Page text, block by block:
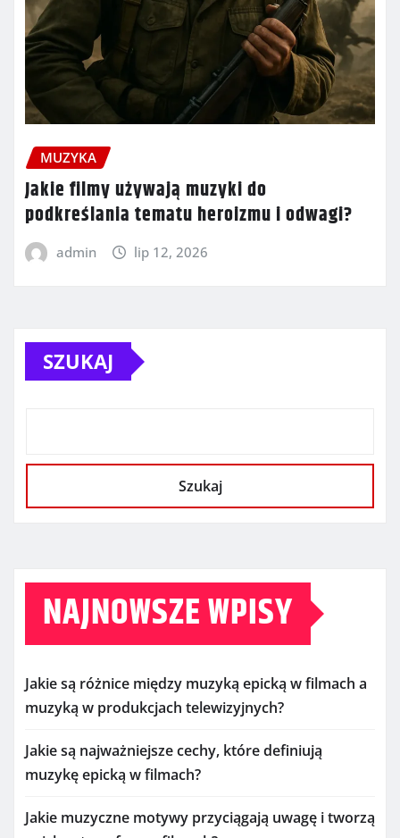
MUZYKA
Jakie filmy używają muzyki do
podkreślania tematu heroizmu i odwagi?
admin lip 12, 2026
SZUKAJ
Szukaj
NAJNOWSZE WPISY
Jakie są różnice między muzyką epicką w filmach a
muzyką w produkcjach telewizyjnych?
Jakie są najważniejsze cechy, które definiują
muzykę epicką w filmach?
Jakie muzyczne motywy przyciągają uwagę i tworzą